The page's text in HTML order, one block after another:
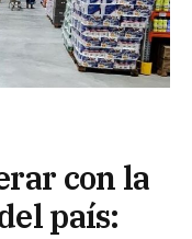
con la
país: